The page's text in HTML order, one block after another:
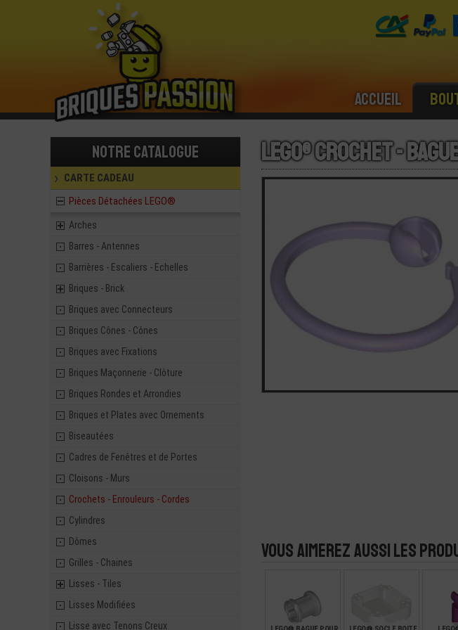
Accueil
Notre catalogue
CARTE CADEAU
Pièces Détachées LEGO®
Arches
Barres - Antennes
Barrières - Escaliers - Echelles
Briques - Brick
Briques avec Connecteurs
Briques Cônes - Cônes
Briques avec Fixations
Briques Maçonnerie - Clôture
Briques Rondes et Arrondies
Briques et Plates avec Ornements
Biseautées
Cadres de Fenêtres et de Portes
Cloisons - Murs
Crochets - Enrouleurs - Cordes
Cylindres
Dômes
Grilles - Chaines
Lisses - Tiles
Lisses Modifiées
Lisse avec Tenons Creux
LEGO® Crochet -
Vous aimerez aussi les